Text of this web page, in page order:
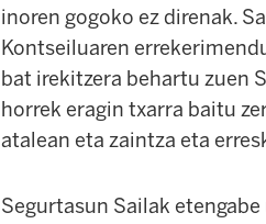
inoren gogoko ez direnak.
Kontseiluaren
bat irekitzera behartu zuen
horrek eragin txarra baitu
atalean eta zaintza eta
Segurtasun Sailak